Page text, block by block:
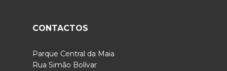
CONTACTOS
Parque Central da Maia
Rua Simão Bolívar